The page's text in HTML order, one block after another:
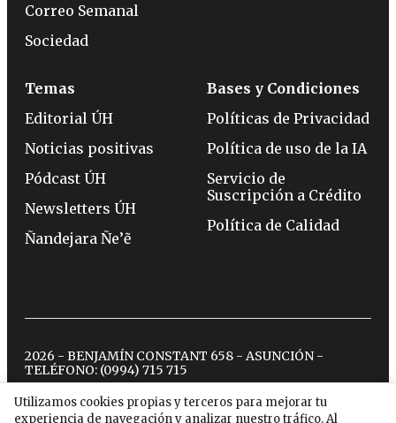
Utilizamos cookies propias y terceros para mejorar tu
experiencia de navegación y analizar nuestro tráfico. Al
Correo Semanal
Sociedad
Temas
Editorial ÚH
Noticias positivas
Pódcast ÚH
Newsletters ÚH
Ñandejara Ñe’ẽ
Bases y Condiciones
Políticas de Privacidad
Política de uso de la IA
Servicio de
Suscripción a Crédito
Política de Calidad
2026 - BENJAMÍN CONSTANT 658 - ASUNCIÓN -
TELÉFONO: (0994) 715 715